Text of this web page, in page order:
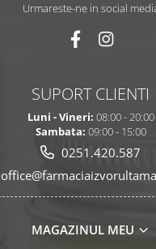
Urmareste-ne in social
SUPORT CLIENTI
Luni - Vineri: 08:00 - 20:00
Sambata: 09:00 - 15:00
0251.420.587
MAGAZINUL MEU